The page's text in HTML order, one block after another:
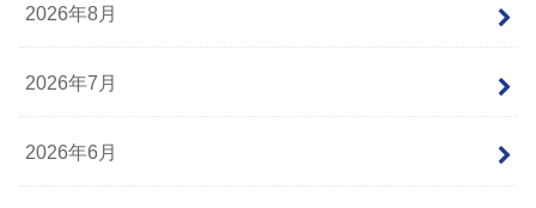
2026年8月
2026年7月
2026年6月